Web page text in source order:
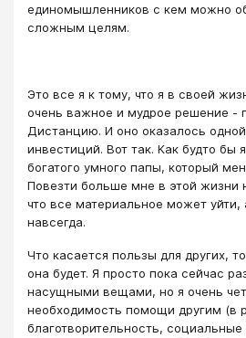
единомышленников с кем можно
сложным целям.
Это все я к тому, что я в своей
очень важное и мудрое решение -
Дистанцию. И оно оказалось
инвестиций. Вот так. Как будто бы
богатого умного папы, который
Повезти больше мне в этой жизни
что все материальное может уйти,
навсегда.
Что касается пользы для других,
она будет. Я просто пока сейчас
насущными вещами, но я очень
необходимость помощи другим (в
благотворительность,